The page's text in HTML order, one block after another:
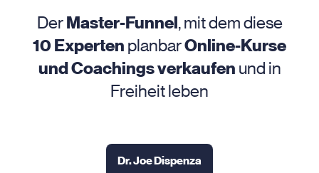
DerMaster-Funnel, mit dem diese
10 Experten planbarOnline-Kurse
und Coachings verkaufen und in
Freiheit leben
Dr. Joe Dispenza